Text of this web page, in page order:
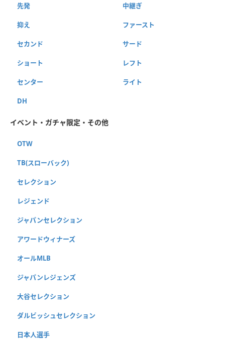
先発 中継ぎ
抑え ファースト
セカンド サード
ショート レフト
センター ライト
DH
イベント・ガチャ限定・その他
OTW
TB(スローバック)
セレクション
レジェンド
ジャパンセレクション
アワードウィナーズ
オールMLB
ジャパンレジェンズ
大谷セレクション
ダルビッシュセレクション
日本人選手